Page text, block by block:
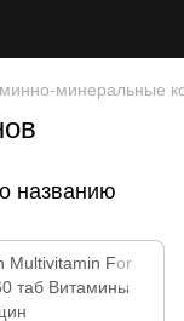
минеральные
названию